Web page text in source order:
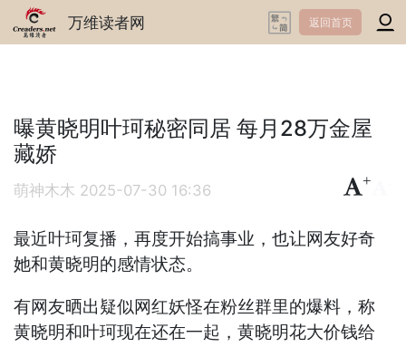
万维读者网 返回首页
曝黄晓明叶珂秘密同居 每月28万金屋
藏娇
萌神木木 2025-07-30 16:36
+
最近叶珂复播，再度开始搞事业，也让网友好奇
她和黄晓明的感情状态。
有网友晒出疑似网红妖怪在粉丝群里的爆料，称
黄晓明和叶珂现在还在一起，黄晓明花大价钱给